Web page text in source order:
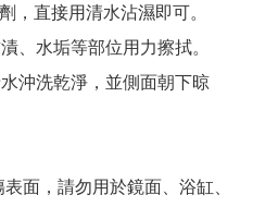
，直接用清水沾濕即可。
、水垢等部位用力擦拭。
沖洗乾淨，並側面朝下晾
面，請勿用於鏡面、浴缸、